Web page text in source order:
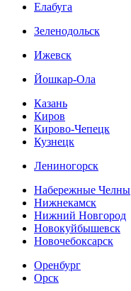
Елабуга
Зеленодольск
Ижевск
Йошкар-Ола
Казань
Киров
Кирово-Чепецк
Кузнецк
Лениногорск
Набережные Челны
Нижнекамск
Нижний Новгород
Новокуйбышевск
Новочебоксарск
Оренбург
Орск